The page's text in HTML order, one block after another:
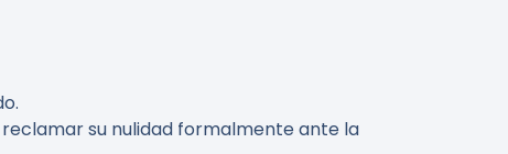
su nulidad formalmente ante la